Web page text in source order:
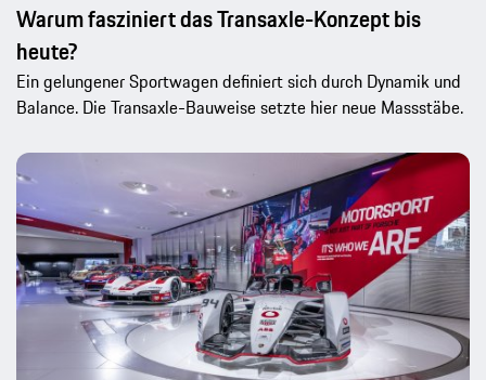
Warum fasziniert das Transaxle-Konzept bis
heute?
Ein gelungener Sportwagen definiert sich durch Dynamik und
Balance. Die Transaxle-Bauweise setzte hier neue Massstäbe.